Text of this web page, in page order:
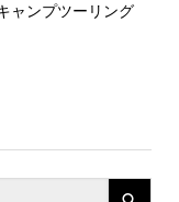
ャンプツーリング